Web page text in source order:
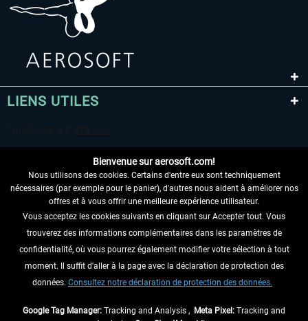
LIENS UTILES
RENONCER AU CONTRAT ICI
INFORMATIONS
NE MANQUEZ PAS LES DERNIÈRES
Bienvenue sur aerosoft.com!
Nous utilisons des cookies. Certains d'entre eux sont techniquement
nécessaires (par exemple pour le panier), d'autres nous aident à améliorer nos
offres et à vous offrir une meilleure expérience utilisateur.
Vous acceptez les cookies suivants en cliquant sur Accepter tout. Vous
trouverez des informations complémentaires dans les paramètres de
confidentialité, où vous pourrez également modifier votre sélection à tout
moment. Il suffit d'aller à la page avec la déclaration de protection des
données. Consultez notre déclaration de protection des données.
Google Tag Manager: Tracking and Analysis , Meta Pixel: Tracking and